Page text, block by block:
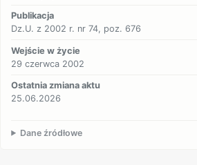
Publikacja
Dz.U. z 2002 r. nr 74, poz. 676
Wejście w życie
29 czerwca 2002
Ostatnia zmiana aktu
25.06.2026
Dane źródłowe